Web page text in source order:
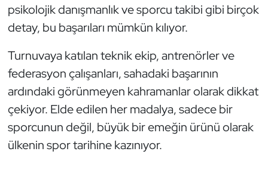
psikolojik danışmanlık ve sporcu takibi gibi birçok
detay, bu başarıları mümkün kılıyor.
Turnuvaya katılan teknik ekip, antrenörler ve
federasyon çalışanları, sahadaki başarının
ardındaki görünmeyen kahramanlar olarak dikkat
çekiyor. Elde edilen her madalya, sadece bir
sporcunun değil, büyük bir emeğin ürünü olarak
ülkenin spor tarihine kazınıyor.